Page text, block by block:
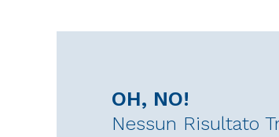
OH, NO!
Nessun Risultato